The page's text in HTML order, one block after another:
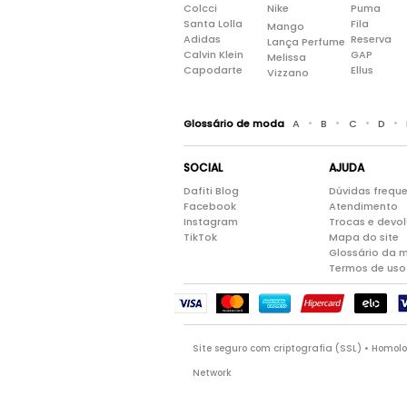
Colcci
Santa Lolla
Adidas
Calvin Klein
Capodarte
Nike
Mango
Lança Perfume
Melissa
Vizzano
Puma
Fila
Reserva
GAP
Ellus
Glossário de moda A • B • C • D •
SOCIAL
Dafiti Blog
Facebook
Instagram
TikTok
AJUDA
Dúvidas
Atendimento
Trocas e
Mapa do site
Glossário da
Termos de uso
Site seguro com criptografia (SSL) •
Network